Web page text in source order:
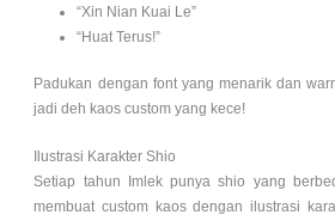
“Xin Nian Kuai Le”
“Huat Terus!”
Padukan dengan font yang menarik dan
jadi deh kaos custom yang kece!
Ilustrasi Karakter Shio
Setiap tahun Imlek punya shio yang
membuat custom kaos dengan ilustrasi